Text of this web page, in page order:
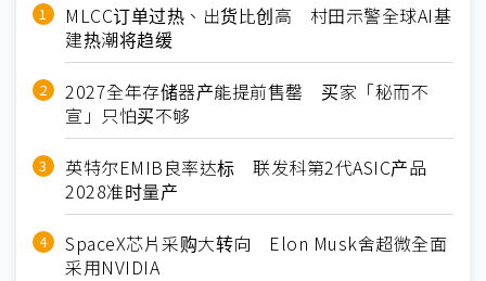
MLCC订单过热、出货比创高 村田示警全球AI基
建热潮将趋缓
2027全年存储器产能提前售罄 买家「秘而不
宣」只怕买不够
英特尔EMIB良率达标 联发科第2代ASIC产品
2028准时量产
SpaceX芯片采购大转向 Elon Musk舍超微全面
采用NVIDIA